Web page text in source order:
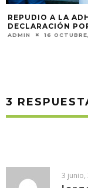
REPUDIO A LA
DECLARACIÓN
ADMIN 16
3
3 junio,